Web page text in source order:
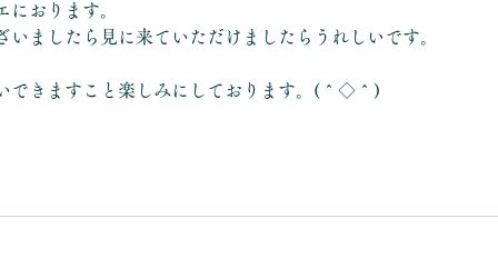
におります。
いましたら見に来ていただけましたらうれしいです。
できますこと楽しみにしております。(＾◇＾)